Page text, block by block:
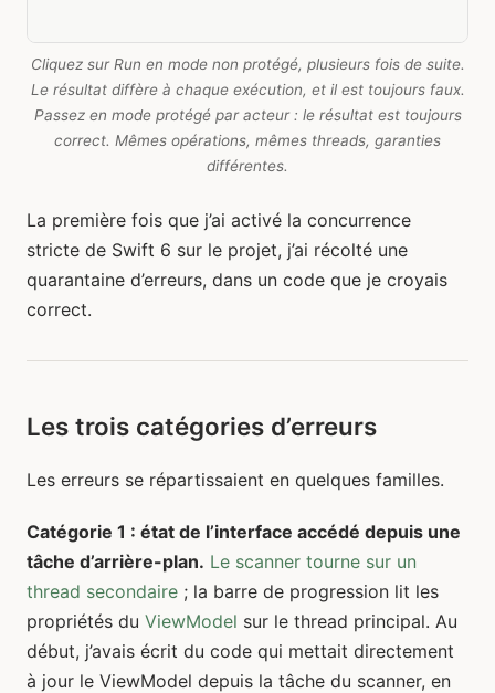
Cliquez sur Run en mode non protégé, plusieurs fois de suite.
Le résultat diffère à chaque exécution, et il est toujours faux.
Passez en mode protégé par acteur : le résultat est toujours
correct. Mêmes opérations, mêmes threads, garanties
différentes.
La première fois que j’ai activé la concurrence
stricte de Swift 6 sur le projet, j’ai récolté une
quarantaine d’erreurs, dans un code que je croyais
correct.
Les trois catégories d’erreurs
Les erreurs se répartissaient en quelques familles.
Catégorie 1 : état de l’interface accédé depuis une
tâche d’arrière-plan. Le scanner tourne sur un
thread secondaire ; la barre de progression lit les
propriétés du ViewModel sur le thread principal. Au
début, j’avais écrit du code qui mettait directement
à jour le ViewModel depuis la tâche du scanner, en